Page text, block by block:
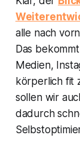
alle nach
Das
Medien,
körperlich fit
sollen wir
dadurch